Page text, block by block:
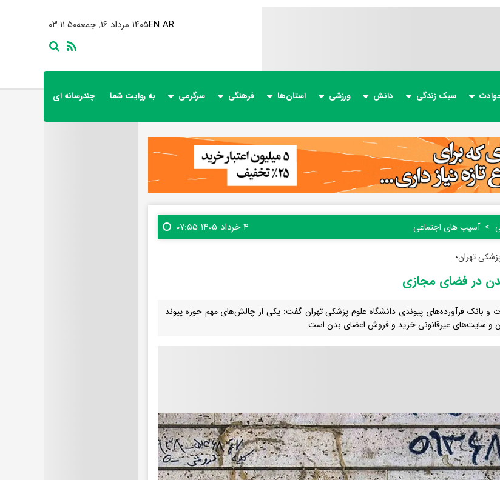
۰۳:۱۱:۵۲ ۱۴۰۵ مرداد ۱۶, جمعهEN AR
سبک زندگی دانش ورزشی استان‌ها فرهنگی سرگرمی به روایت شما چندرسانه ای
آسیب های اجتماعی ۴ خرداد ۱۴۰۵ ۰۷:۵۵
تهران؛
در فضای مجازی
و بانک فرآورده‌های پیوندی دانشگاه علوم پزشکی تهران گفت: یکی از چالش‌های مهم حوزه پیوند
و سایت‌های غیرقانونی خرید و فروش اعضای بدن است.